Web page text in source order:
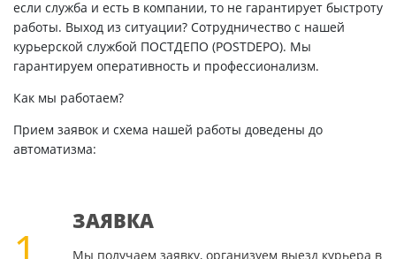
если служба и есть в компании, то не гарантирует быстроту
работы. Выход из ситуации? Сотрудничество с нашей
курьерской службой ПОСТДЕПО (POSTDEPO). Мы
гарантируем оперативность и профессионализм.
Как мы работаем?
Прием заявок и схема нашей работы доведены до
автоматизма:
ЗАЯВКА
Мы получаем заявку, организуем выезд курьера в